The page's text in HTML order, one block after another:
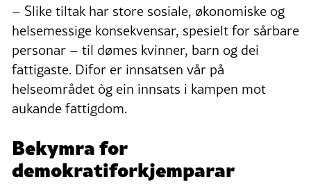
– Slike tiltak har store sosiale, økonomiske og
helsemessige konsekvensar, spesielt for sårbare
personar – til dømes kvinner, barn og dei
fattigaste. Difor er innsatsen vår på
helseområdet òg ein innsats i kampen mot
aukande fattigdom.
Bekymra for
demokratiforkjemparar